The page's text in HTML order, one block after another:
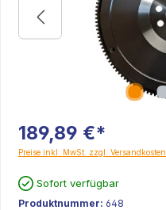
189,89 €*
Preise inkl. MwSt. zzgl. Versandkosten
Sofort verfügbar
Produktnummer: 648